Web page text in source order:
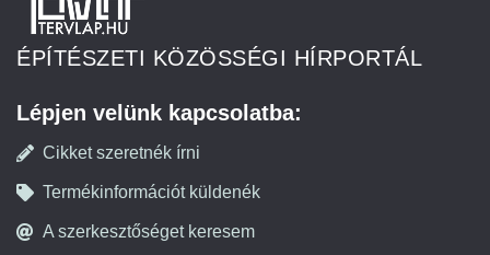
ÉPÍTÉSZETI KÖZÖSSÉGI HÍRPORTÁL
Lépjen velünk kapcsolatba:
Cikket szeretnék írni
Termékinformációt küldenék
A szerkesztőséget keresem